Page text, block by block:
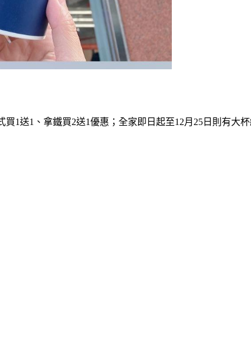
1送1、拿鐵買2送1優惠；全家即日起至12月25日則有大